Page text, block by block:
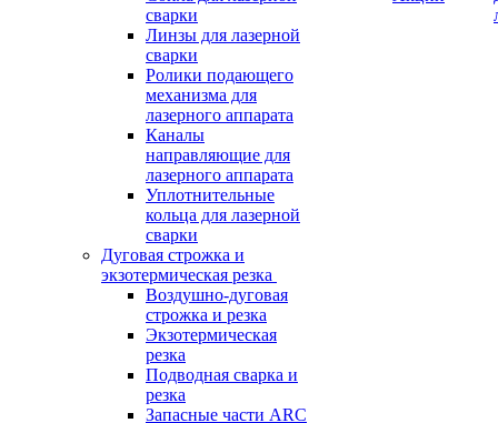
сварки
Линзы для лазерной
сварки
Ролики подающего
механизма для
лазерного аппарата
Каналы
направляющие для
лазерного аппарата
Уплотнительные
кольца для лазерной
сварки
Дуговая строжка и
экзотермическая резка
Воздушно-дуговая
строжка и резка
Экзотермическая
резка
Подводная сварка и
резка
Запасные части ARC